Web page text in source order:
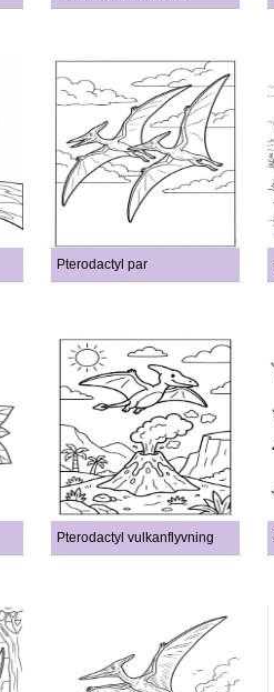
Pterodactyl par
Pterodactyl vulkanflyvning